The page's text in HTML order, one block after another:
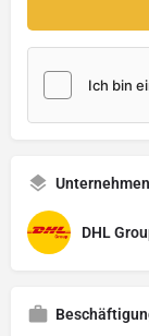
Unternehmen
DHL